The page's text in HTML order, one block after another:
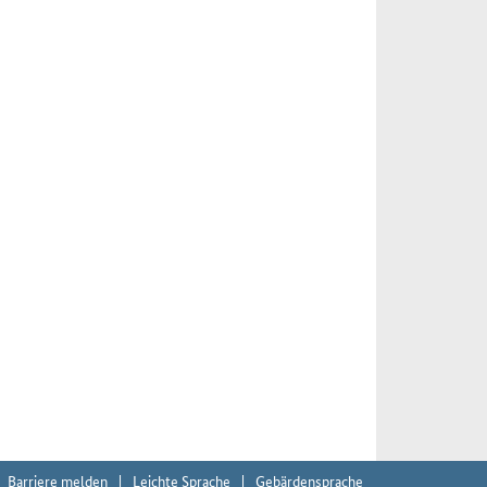
Barriere melden Leichte Sprache Gebärdensprache